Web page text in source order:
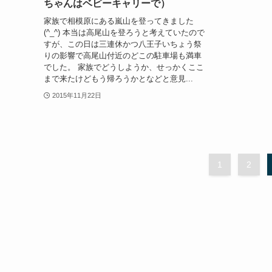
ちゃんはベビーキャリーで）
家族で相模原にある嵐山を登ってきました
(^_^) 本当は高尾山を登ろうと考えていたので
すが、この日は三連休かつ八王子いちょう祭
りの影響で高尾山付近のどこの駐車場も満車
でした。 家族でどうしようか、せっかくここ
まで来たけどもう帰ろうかとなどと意見...
2015年11月22日
1 2